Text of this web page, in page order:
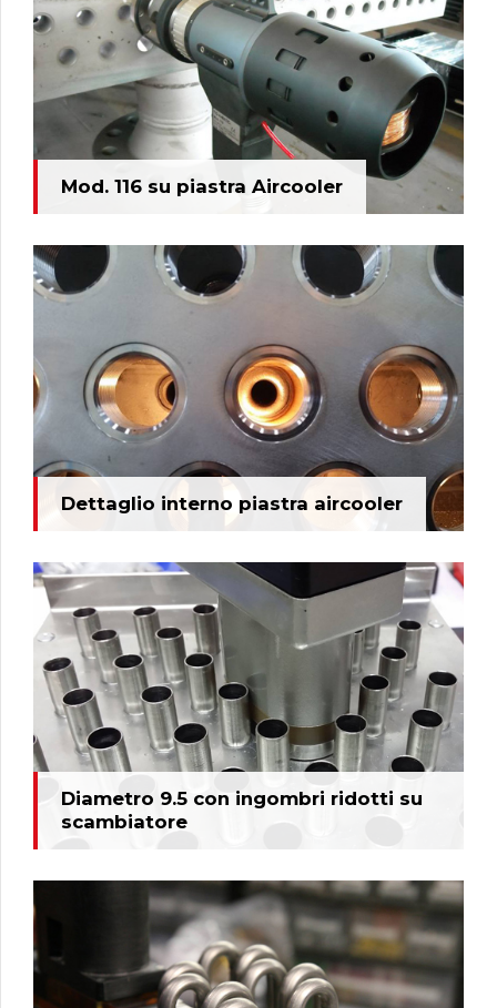
Mod. 116 su piastra Aircooler
Dettaglio interno piastra aircooler
Diametro 9.5 con ingombri ridotti su
scambiatore